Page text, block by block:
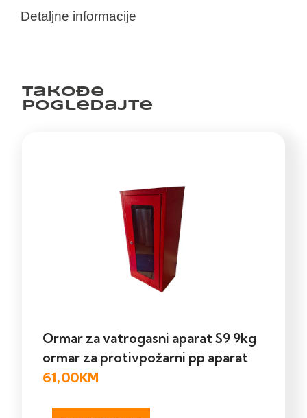
Detaljne informacije
Takođe
pogledajte
Ormar za vatrogasni aparat S9 9kg
ormar za protivpožarni pp aparat
61,00KM